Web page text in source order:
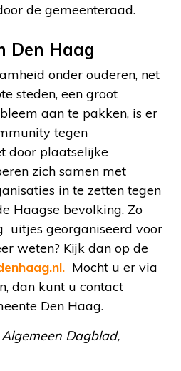
de gemeenteraad.
Den Haag
onder ouderen, net
steden, een groot
aan te pakken, is er
tegen
door plaatselijke
zich samen met
in te zetten tegen
Haagse bevolking. Zo
uitjes georganiseerd voor
weten? Kijk dan op de
Mocht u er via
dan kunt u contact
Den Haag.
Dagblad,